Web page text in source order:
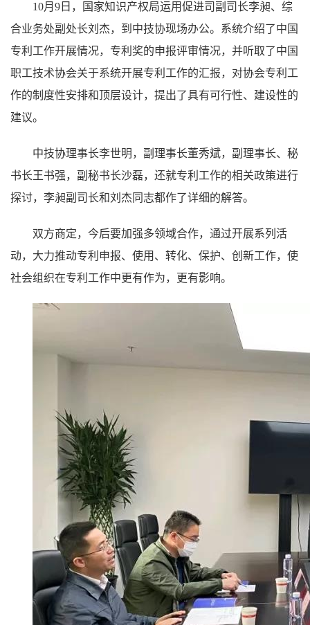
10月9日，国家知识产权局运用促进司副司长李昶、综
合业务处副处长刘杰，到中技协现场办公。系统介绍了中国
专利工作开展情况，专利奖的申报评审情况，并听取了中国
职工技术协会关于系统开展专利工作的汇报，对协会专利工
作的制度性安排和顶层设计，提出了具有可行性、建设性的
建议。
中技协理事长李世明，副理事长董秀斌，副理事长、秘
书长王书强，副秘书长沙磊，还就专利工作的相关政策进行
探讨，李昶副司长和刘杰同志都作了详细的解答。
双方商定，今后要加强多领域合作，通过开展系列活
动，大力推动专利申报、使用、转化、保护、创新工作，使
社会组织在专利工作中更有作为，更有影响。